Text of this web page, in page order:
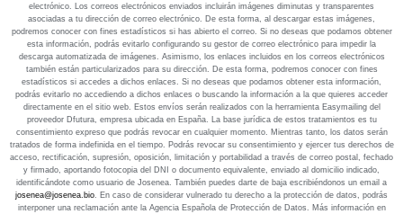
electrónico. Los correos electrónicos enviados incluirán imágenes diminutas y transparentes
asociadas a tu dirección de correo electrónico. De esta forma, al descargar estas imágenes,
podremos conocer con fines estadísticos si has abierto el correo. Si no deseas que podamos obtener
esta información, podrás evitarlo configurando su gestor de correo electrónico para impedir la
descarga automatizada de imágenes. Asimismo, los enlaces incluidos en los correos electrónicos
también están particularizados para su dirección. De esta forma, podremos conocer con fines
estadísticos si accedes a dichos enlaces. Si no deseas que podamos obtener esta información,
podrás evitarlo no accediendo a dichos enlaces o buscando la información a la que quieres acceder
directamente en el sitio web. Estos envíos serán realizados con la herramienta Easymailing del
proveedor Dfutura, empresa ubicada en España. La base jurídica de estos tratamientos es tu
consentimiento expreso que podrás revocar en cualquier momento. Mientras tanto, los datos serán
tratados de forma indefinida en el tiempo. Podrás revocar su consentimiento y ejercer tus derechos de
acceso, rectificación, supresión, oposición, limitación y portabilidad a través de correo postal, fechado
y firmado, aportando fotocopia del DNI o documento equivalente, enviado al domicilio indicado,
identificándote como usuario de Josenea. También puedes darte de baja escribiéndonos un email a
josenea@josenea.bio. En caso de considerar vulnerado tu derecho a la protección de datos, podrás
interponer una reclamación ante la Agencia Española de Protección de Datos. Más información en